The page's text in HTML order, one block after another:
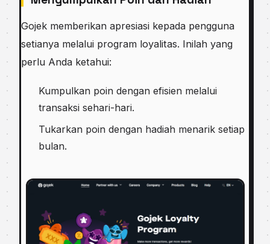
Gojek memberikan apresiasi kepada pengguna
setianya melalui program loyalitas. Inilah yang
perlu Anda ketahui:
Kumpulkan poin dengan efisien melalui
transaksi sehari-hari.
Tukarkan poin dengan hadiah menarik setiap
bulan.